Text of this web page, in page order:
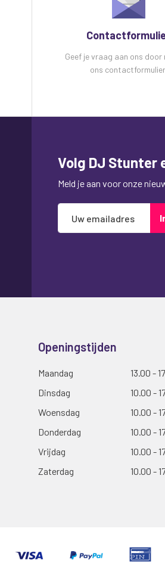
Geef je vraag aan ons door
ons
Volg DJ Stunter
Meld je aan voor onze
Abonneer
op
Openingstijden
Maandag
13.00 -
Dinsdag
10.00 -
Woensdag
10.00 -
Donderdag
10.00 -
Vrijdag
10.00 -
Zaterdag
10.00 -